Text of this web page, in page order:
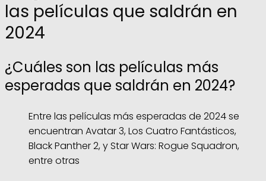
las películas que saldrán en
2024
¿Cuáles son las películas más
esperadas que saldrán en 2024?
Entre las películas más esperadas de 2024 se
encuentran Avatar 3, Los Cuatro Fantásticos,
Black Panther 2, y Star Wars: Rogue Squadron,
entre otras